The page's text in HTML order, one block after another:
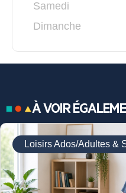
Samedi
Dimanche
À VOIR
Loisirs Ados/Adultes &